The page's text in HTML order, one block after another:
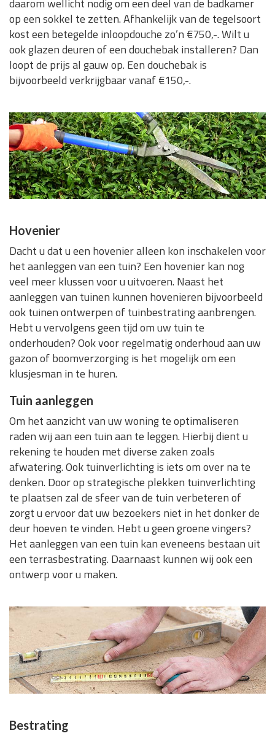
daarom wellicht nodig om een deel van de badkamer
op een sokkel te zetten. Afhankelijk van de tegelsoort
kost een betegelde inloopdouche zo’n €750,-. Wilt u
ook glazen deuren of een douchebak installeren? Dan
loopt de prijs al gauw op. Een douchebak is
bijvoorbeeld verkrijgbaar vanaf €150,-.
Hovenier
Dacht u dat u een hovenier alleen kon inschakelen voor
het aanleggen van een tuin? Een hovenier kan nog
veel meer klussen voor u uitvoeren. Naast het
aanleggen van tuinen kunnen hovenieren bijvoorbeeld
ook tuinen ontwerpen of tuinbestrating aanbrengen.
Hebt u vervolgens geen tijd om uw tuin te
onderhouden? Ook voor regelmatig onderhoud aan uw
gazon of boomverzorging is het mogelijk om een
klusjesman in te huren.
Tuin aanleggen
Om het aanzicht van uw woning te optimaliseren
raden wij aan een tuin aan te leggen. Hierbij dient u
rekening te houden met diverse zaken zoals
afwatering. Ook tuinverlichting is iets om over na te
denken. Door op strategische plekken tuinverlichting
te plaatsen zal de sfeer van de tuin verbeteren of
zorgt u ervoor dat uw bezoekers niet in het donker de
deur hoeven te vinden. Hebt u geen groene vingers?
Het aanleggen van een tuin kan eveneens bestaan uit
een terrasbestrating. Daarnaast kunnen wij ook een
ontwerp voor u maken.
Bestrating